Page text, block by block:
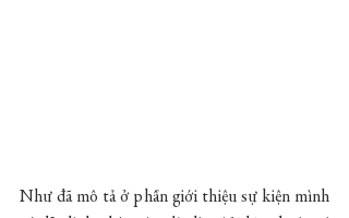
Như đã mô tả ở phần giới thiệu sự kiện mình